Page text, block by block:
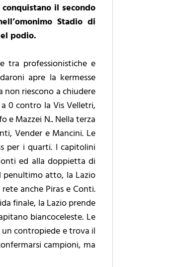
il secondo
Stadio di
podio.
tra professionistiche e
apre la kermesse
non riescono a chiudere
0 contro la Vis Velletri,
e Mazzei N.. Nella terza
Vender e Mancini. Le
per i quarti. I capitolini
ed alla doppietta di
penultimo atto, la Lazio
anche Piras e Conti.
finale, la Lazio prende
biancoceleste. Le
contropiede e trova il
campioni, ma